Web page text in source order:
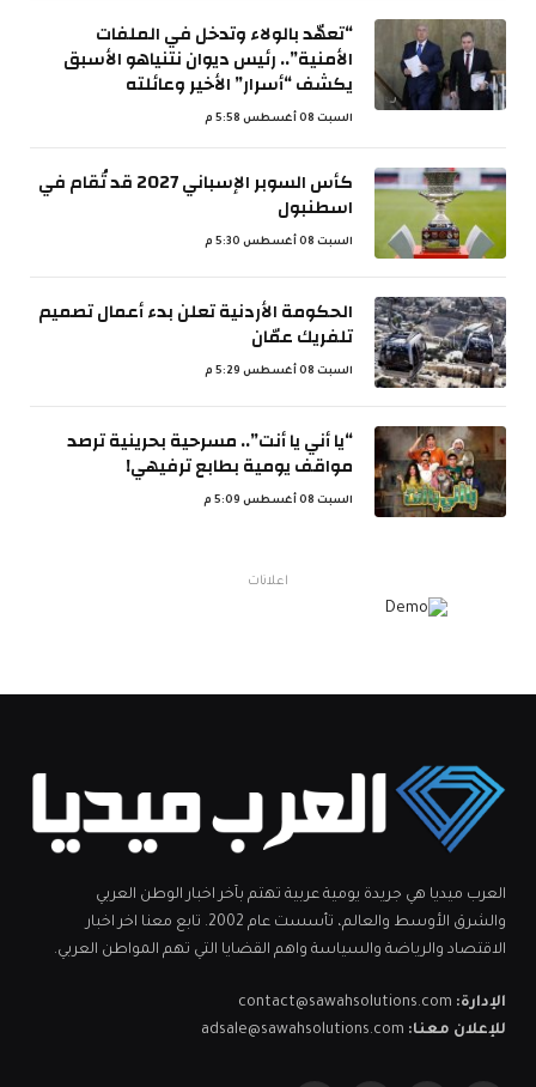
“تعهّد بالولاء وتدخل في الملفات
الأمنية”.. رئيس ديوان نتنياهو الأسبق
يكشف “أسرار” الأخير وعائلته
السبت 08 أغسطس 5:58 م
كأس السوبر الإسباني 2027 قد تُقام في
اسطنبول
السبت 08 أغسطس 5:30 م
الحكومة الأردنية تعلن بدء أعمال تصميم
تلفريك عمّان
السبت 08 أغسطس 5:29 م
“يا أني يا أنت”.. مسرحية بحرينية ترصد
مواقف يومية بطابع ترفيهي!
السبت 08 أغسطس 5:09 م
اعلانات
العرب ميديا هي جريدة يومية عربية تهتم بآخر اخبار الوطن العربي
والشرق الأوسط والعالم، تأسست عام 2002. تابع معنا اخر اخبار
الاقتصاد والرياضة والسياسة واهم القضايا التي تهم المواطن العربي.
الإدارة: contact@sawahsolutions.com
للإعلان معنا: adsale@sawahsolutions.com